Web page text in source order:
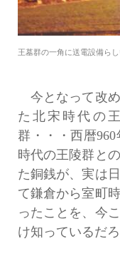
王墓群の一角に送電設備らし
今となって改
た北宋時代の
群・・・西暦
時代の王陵群と
た銅銭が、実は
て鎌倉から室町
ったことを、今
け知っているだろ